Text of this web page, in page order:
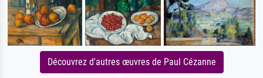
Découvrez d'autres œuvres de Paul Cézanne